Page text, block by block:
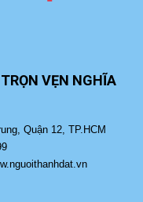
VẸN NGHĨA
Quận 12, TP.HCM